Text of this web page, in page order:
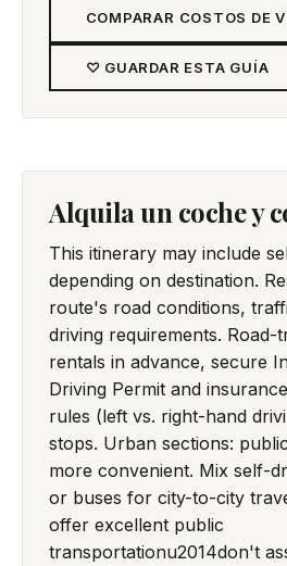
COMPARAR COSTOS DE
♡ GUARDAR ESTA GUÍA
Alquila un coche y
This itinerary may include
depending on destination.
route's road conditions,
driving requirements. Road-
rentals in advance, secure
Driving Permit and
rules (left vs. right-hand
stops. Urban sections:
more convenient. Mix self-
or buses for city-to-city
offer excellent public
transportationu2014don't